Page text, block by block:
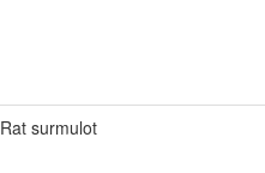
Rat surmulot